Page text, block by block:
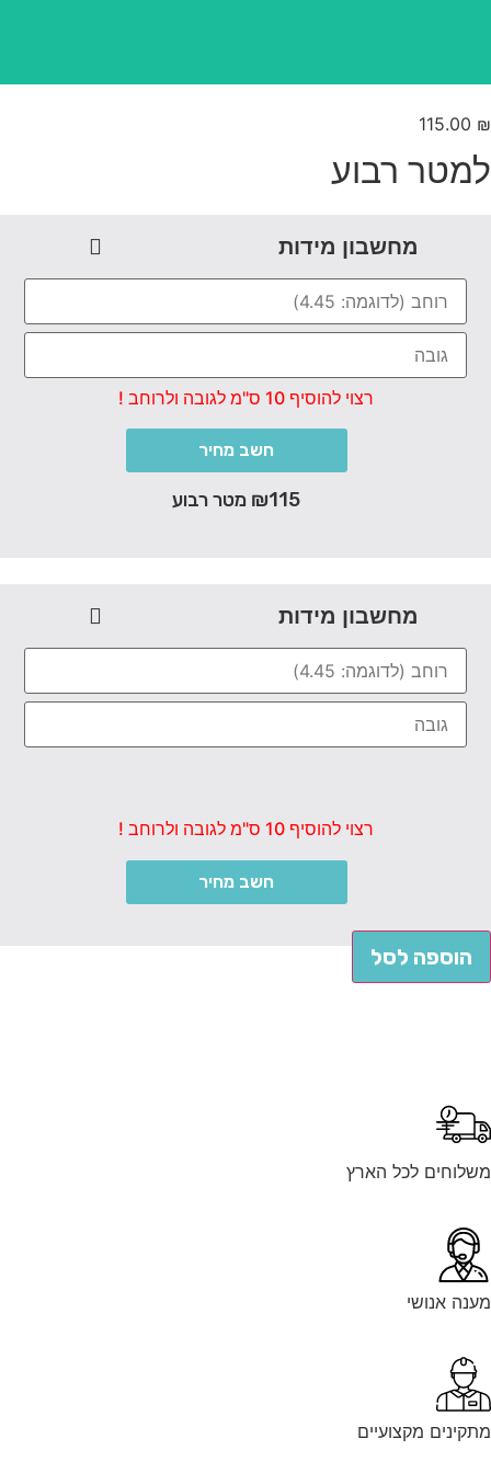
115.00
רבוע
מחשבון מידות
רצוי להוסיף 10 ס"מ לגובה ולרוחב !
חשב מחיר
₪115 מטר רבוע
מחשבון מידות
רצוי להוסיף 10 ס"מ לגובה ולרוחב !
חשב מחיר
הוספה לסל
לכל הארץ
אנושי
מקצועיים